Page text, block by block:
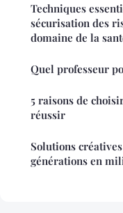
Techniques
sécurisation des
domaine de la
Quel professeur
5 raisons de
réussir
Solutions
générations en